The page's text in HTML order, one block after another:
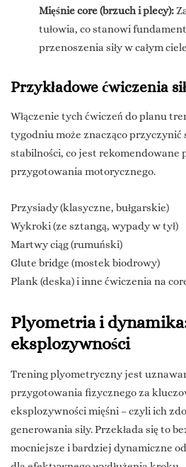
Mięśnie core (brzuch i plecy):
tułowia, co stanowi
przenoszenia siły w całym
Przykładowe ćwiczenia
Włączenie tych ćwiczeń do planu
tygodniu może znacząco przyczynić
stabilności, co jest rekomendowane
przygotowania motorycznego.
Przysiady (klasyczne, bułgarskie)
Wykroki (ze sztangą, wypady w tył)
Martwy ciąg (rumuński)
Glute bridge (mostek biodrowy)
Plank (deska) i inne ćwiczenia na
Plyometria i
eksplozywności
Trening plyometryczny jest
przygotowania fizycznego za
eksplozywności mięśni – czyli ich
generowania siły. Przekłada się to
mocniejsze i bardziej dynamiczne